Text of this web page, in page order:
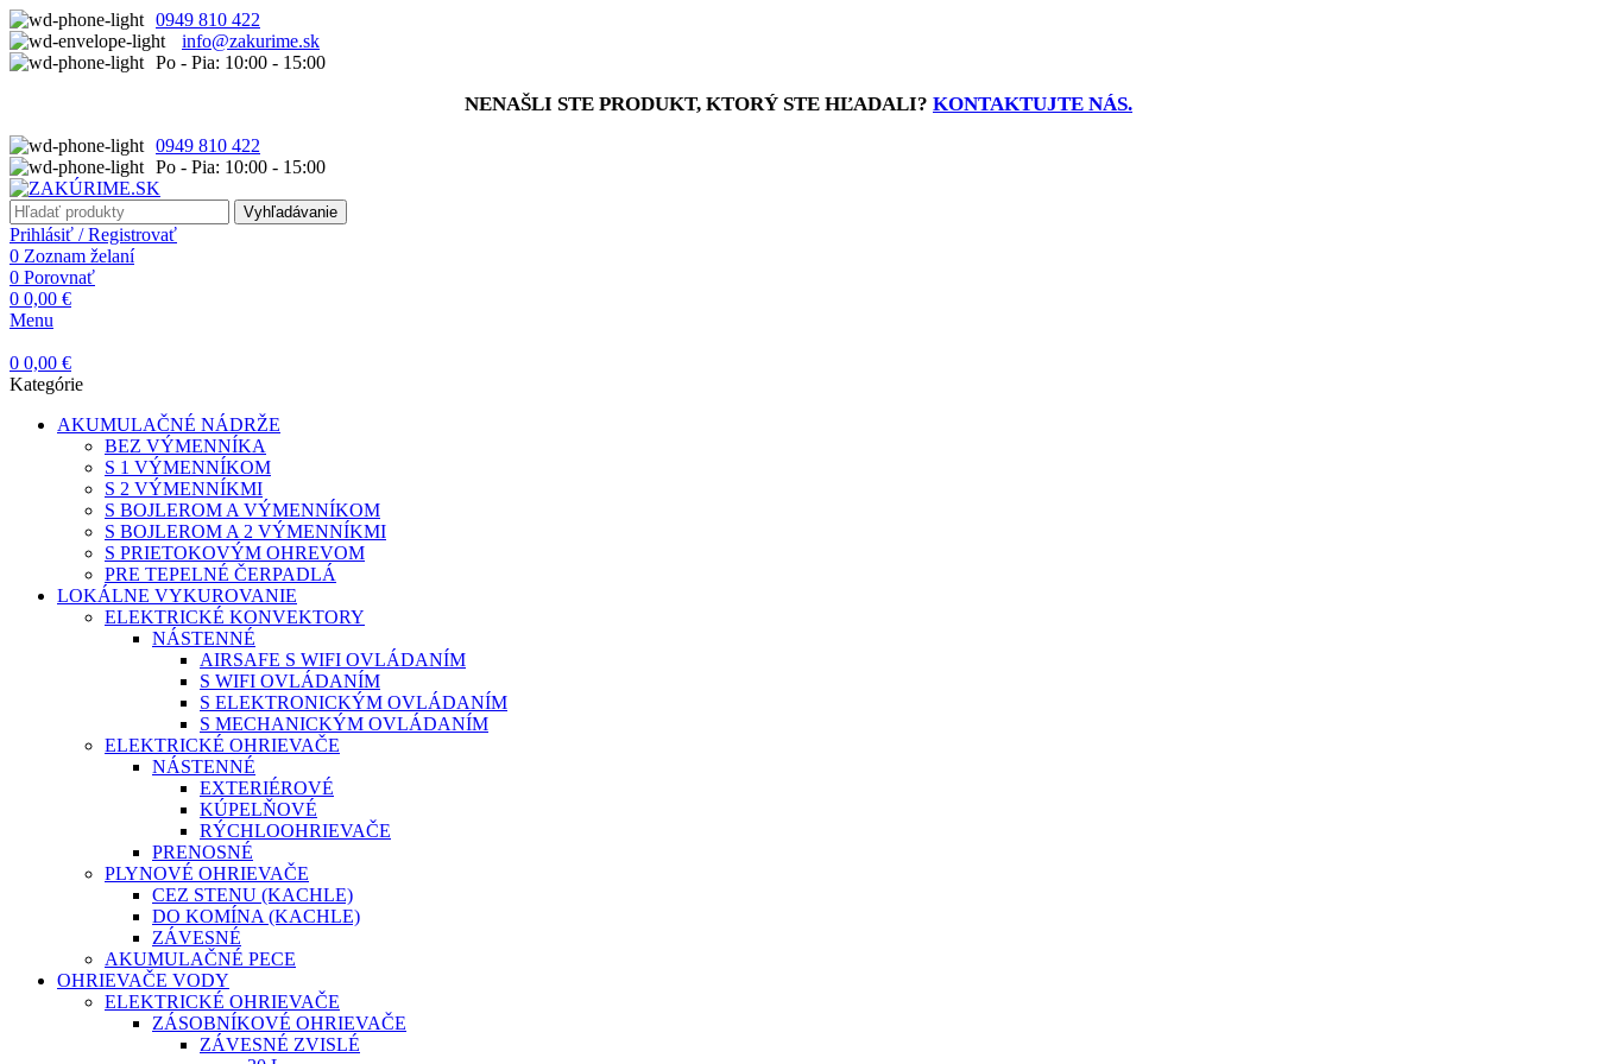
0949 810 422
info@zakurime.sk
Po - Pia: 10:00 - 15:00
NENAŠLI STE PRODUKT, KTORÝ STE HĽADALI? KONTAKTUJTE NÁS.
0949 810 422
Po - Pia: 10:00 - 15:00
Vyhľadávanie
Prihlásiť / Registrovať
0 Zoznam želaní
0 Porovnať
0 0,00 €
Menu
0 0,00 €
Kategórie
AKUMULAČNÉ NÁDRŽE
BEZ VÝMENNÍKA
S 1 VÝMENNÍKOM
S 2 VÝMENNÍKMI
S BOJLEROM A VÝMENNÍKOM
S BOJLEROM A 2 VÝMENNÍKMI
S PRIETOKOVÝM OHREVOM
PRE TEPELNÉ ČERPADLÁ
LOKÁLNE VYKUROVANIE
ELEKTRICKÉ KONVEKTORY
NÁSTENNÉ
AIRSAFE S WIFI OVLÁDANÍM
S WIFI OVLÁDANÍM
S ELEKTRONICKÝM OVLÁDANÍM
S MECHANICKÝM OVLÁDANÍM
ELEKTRICKÉ OHRIEVAČE
NÁSTENNÉ
EXTERIÉROVÉ
KÚPELŇOVÉ
RÝCHLOOHRIEVAČE
PRENOSNÉ
PLYNOVÉ OHRIEVAČE
CEZ STENU (KACHLE)
DO KOMÍNA (KACHLE)
ZÁVESNÉ
AKUMULAČNÉ PECE
OHRIEVAČE VODY
ELEKTRICKÉ OHRIEVAČE
ZÁSOBNÍKOVÉ OHRIEVAČE
ZÁVESNÉ ZVISLÉ